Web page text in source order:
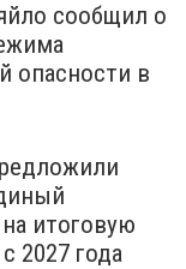
сообщил о
опасности в
итоговую
2027 года